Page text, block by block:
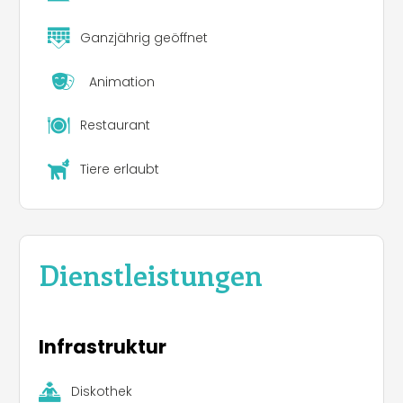
Ganzjährig geöffnet
Animation
Restaurant
Tiere erlaubt
Dienstleistungen
Infrastruktur
Diskothek